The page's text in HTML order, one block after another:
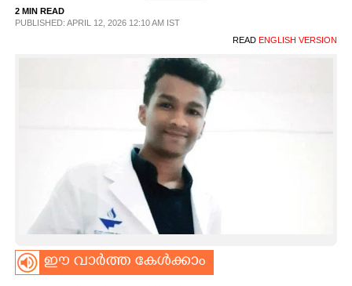
LIFESTYLE
ASTRO
CARTOONS
2 MIN READ
PUBLISHED: APRIL 12, 2026 12:10 AM IST
READ ENGLISH VERSION
ഈ വാർത്ത കേൾക്കാം